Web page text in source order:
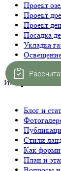
Проект
Проект
Проект
Посадка
Укладка
Интересное
Блог и
Стили
Как
План и